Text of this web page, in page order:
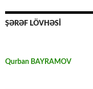
ŞƏRƏF LÖVHƏSİ
Qurban BAYRAMOV